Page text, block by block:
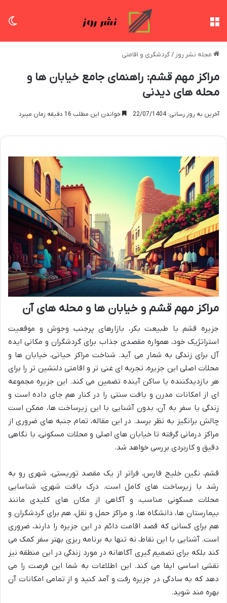
مجله نشر روز /گردشگری و اقامتی
مراکز مهم قشم: راهنمای جامع خیابان ها و
محله های دیدنی
آخرین به روز رسانی: 22/07/1404 خواندن این مطلب 16 دقیقه زمان میبرد
مراکز مهم قشم و خیابان ها و محله های آن
جزیره قشم با طبیعت بکر، بازارهای پرجنب وجوش و موقعیت
استراتژیک خود، همواره مقصدی جذاب برای گردشگران و مکانی ایده
آل برای زندگی به شمار می آید. شناخت مراکز حیاتی، خیابان ها و
محلات اصلی این جزیره، تجربه ای غنی تر و اقامتی دلنشین تر را برای
هر بازدیدکننده یا ساکن آینده تضمین می کند. این جزیره مجموعه
ای از امکانات مدرن و بافت سنتی را در کنار هم جای داده است و
زندگی یا سفر به آن، بدون آشنایی با این زیرساخت ها، ممکن است
چالش برانگیز به نظر برسد. در این مقاله، تمام جنبه های ضروری از
مراکز درمانی گرفته تا خیابان های اصلی و محلات مسکونی، با نگاهی
دقیق و کاربردی بررسی خواهد شد.
قشم، نگین خلیج فارس، فراتر از یک مقصد توریستی، شهری رو به
رشد با زیرساخت های کامل است. درک بافت شهری، شناسایی
محلات مسکونی مناسب، و آگاهی از مکان های کلیدی مانند
بیمارستان ها، دانشگاه ها، و مراکز حمل و نقل، هم برای گردشگران و
هم برای کسانی که قصد اقامت دائم در این جزیره را دارند، ضروری
است. آشنایی با این نقاط، نه تنها به برنامه ریزی بهتر سفر کمک می
کند بلکه برای تصمیم گیری آگاهانه در مورد زندگی در این منطقه نیز
نقشی اساسی ایفا می کند. این اطلاعات به شما این فرصت را می
دهد که به سادگی در جزیره رفت و آمد کنید و از تمامی امکانات آن
بهره مند شوید.